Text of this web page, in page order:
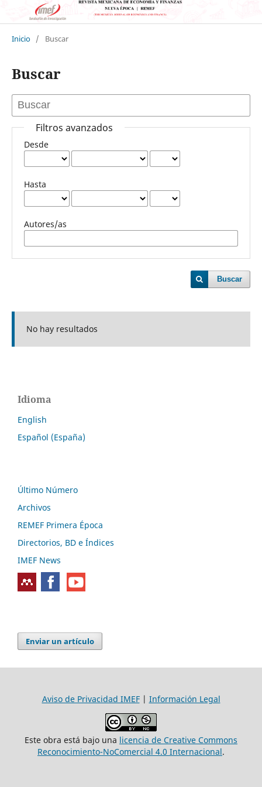
Inicio / Buscar
Buscar
Filtros avanzados
Desde
Hasta
Autores/as
Buscar
No hay resultados
Idioma
English
Español (España)
Último Número
Archivos
REMEF Primera Época
Directorios, BD e Índices
IMEF News
Enviar un artículo
Aviso de Privacidad IMEF| Información Legal
Este obra está bajo una licencia de Creative Commons
Reconocimiento-NoComercial 4.0 Internacional.